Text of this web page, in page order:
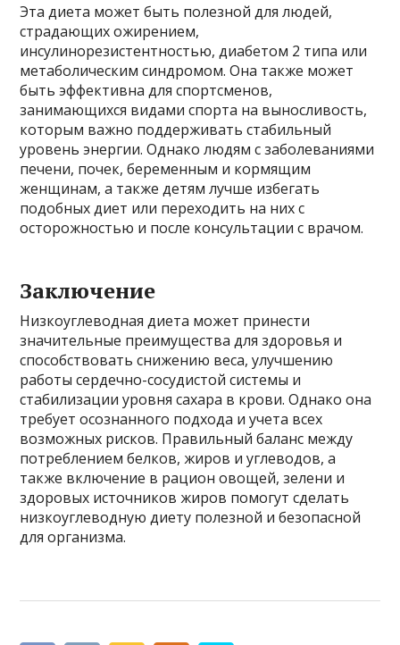
Эта диета может быть полезной для людей,
страдающих ожирением,
инсулинорезистентностью, диабетом 2 типа или
метаболическим синдромом. Она также может
быть эффективна для спортсменов,
занимающихся видами спорта на выносливость,
которым важно поддерживать стабильный
уровень энергии. Однако людям с заболеваниями
печени, почек, беременным и кормящим
женщинам, а также детям лучше избегать
подобных диет или переходить на них с
осторожностью и после консультации с врачом.
Заключение
Низкоуглеводная диета может принести
значительные преимущества для здоровья и
способствовать снижению веса, улучшению
работы сердечно-сосудистой системы и
стабилизации уровня сахара в крови. Однако она
требует осознанного подхода и учета всех
возможных рисков. Правильный баланс между
потреблением белков, жиров и углеводов, а
также включение в рацион овощей, зелени и
здоровых источников жиров помогут сделать
низкоуглеводную диету полезной и безопасной
для организма.